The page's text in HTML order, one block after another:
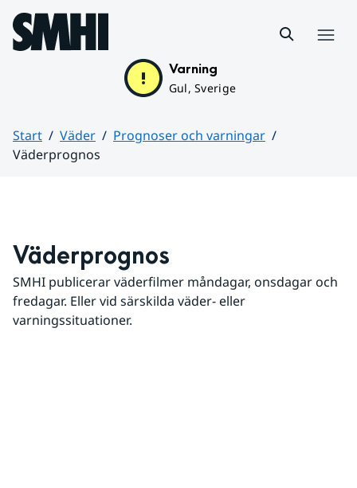
Hoppa till sidans innehåll
Varning
Gul, Sverige
Start Väder
Prognoser och varningar
Väderprognos
Väderprognos
SMHI publicerar väderfilmer måndagar, onsdagar och
fredagar. Eller vid särskilda väder- eller
varningssituationer.